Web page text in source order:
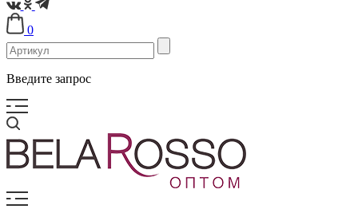
0
Введите запрос